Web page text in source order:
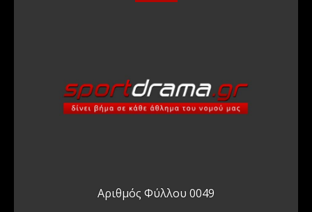
Αριθμός Φύλλου 0049